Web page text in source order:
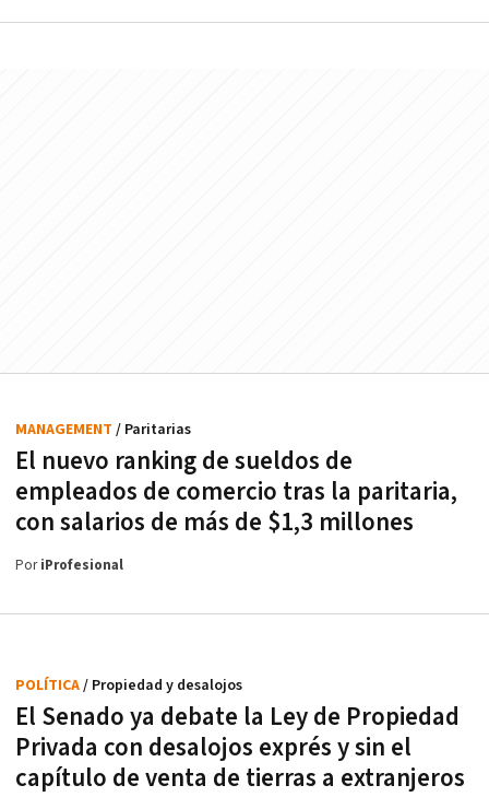
El nuevo ranking de sueldos de
empleados de comercio tras la paritaria,
con salarios de más de $1,3 millones
MANAGEMENT / Paritarias
PoriProfesional
El Senado ya debate la Ley de Propiedad
Privada con desalojos exprés y sin el
capítulo de venta de tierras a extranjeros
POLÍTICA/ Propiedad y desalojos